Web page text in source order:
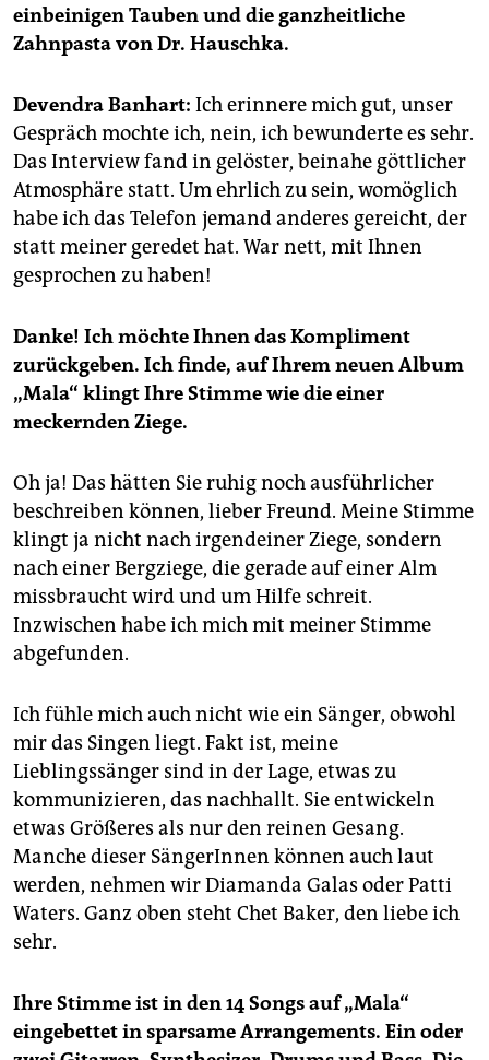
epaper login
einbeinigen Tauben und die ganzheitliche
Zahnpasta von Dr. Hauschka.
Devendra Banhart: Ich erinnere mich gut, unser
Gespräch mochte ich, nein, ich bewunderte es sehr.
Das Interview fand in gelöster, beinahe göttlicher
Atmosphäre statt. Um ehrlich zu sein, womöglich
habe ich das Telefon jemand anderes gereicht, der
statt meiner geredet hat. War nett, mit Ihnen
gesprochen zu haben!
Danke! Ich möchte Ihnen das Kompliment
zurückgeben. Ich finde, auf Ihrem neuen Album
„Mala“ klingt Ihre Stimme wie die einer
meckernden Ziege.
Oh ja! Das hätten Sie ruhig noch ausführlicher
beschreiben können, lieber Freund. Meine Stimme
klingt ja nicht nach irgendeiner Ziege, sondern
nach einer Bergziege, die gerade auf einer Alm
missbraucht wird und um Hilfe schreit.
Inzwischen habe ich mich mit meiner Stimme
abgefunden.
Ich fühle mich auch nicht wie ein Sänger, obwohl
mir das Singen liegt. Fakt ist, meine
Lieblingssänger sind in der Lage, etwas zu
kommunizieren, das nachhallt. Sie entwickeln
etwas Größeres als nur den reinen Gesang.
Manche dieser SängerInnen können auch laut
werden, nehmen wir Diamanda Galas oder Patti
Waters. Ganz oben steht Chet Baker, den liebe ich
sehr.
Ihre Stimme ist in den 14 Songs auf „Mala“
eingebettet in sparsame Arrangements. Ein oder